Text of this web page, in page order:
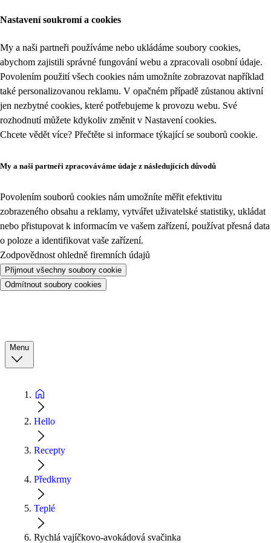
Nastavení soukromí a cookies
My a naši partneři používáme nebo ukládáme soubory cookies,
abychom zajistili správné fungování webu a zpracovali osobní údaje.
Povolením použití všech cookies nám umožníte zobrazovat například
také personalizovanou reklamu. V opačném případě zůstanou aktivní
jen nezbytné cookies, které potřebujeme k provozu webu. Své
rozhodnutí můžete kdykoliv změnit v Nastavení cookies.
Chcete vědět více? Přečtěte si informace týkající se souborů cookie.
My a naši partneři zpracováváme údaje z následujících důvodů
Povolením souborů cookies nám umožníte měřit efektivitu
zobrazeného obsahu a reklamy, vytvářet uživatelské statistiky, ukládat
nebo přistupovat k informacím ve vašem zařízení, používat přesná data
o poloze a identifikovat vaše zařízení.
Zodpovědnost ohledně firemních údajů
Přijmout všechny soubory cookie
Odmítnout soubory cookies
Menu
Hello
Recepty
Předkrmy
Teplé
Rychlá vajíčkovo-avokádová svačinka